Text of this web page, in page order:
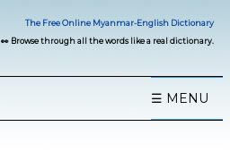
The Free Online Myanmar-English Dictionary
👀 Browse through all the words like a real dictionary.
☰ MENU